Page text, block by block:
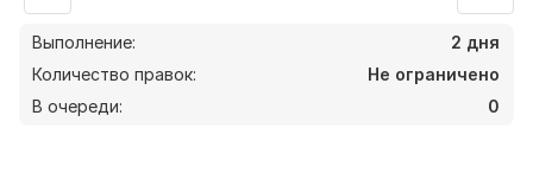
Выполнение:
2 дня
Количество правок:
Не ограничено
В очереди:
0